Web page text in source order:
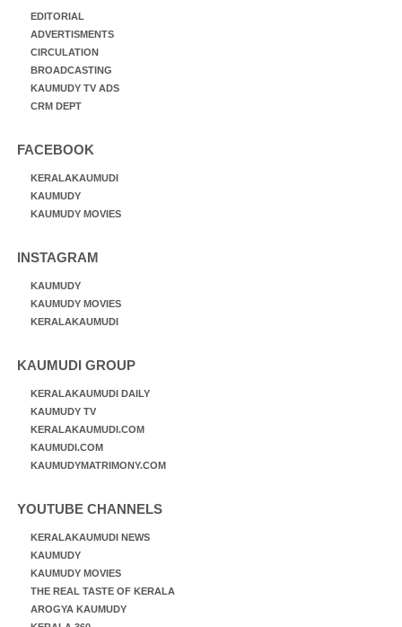
EDITORIAL
ADVERTISMENTS
CIRCULATION
BROADCASTING
KAUMUDY TV ADS
CRM DEPT
FACEBOOK
KERALAKAUMUDI
KAUMUDY
KAUMUDY MOVIES
INSTAGRAM
KAUMUDY
KAUMUDY MOVIES
KERALAKAUMUDI
KAUMUDI GROUP
KERALAKAUMUDI DAILY
KAUMUDY TV
KERALAKAUMUDI.COM
KAUMUDI.COM
KAUMUDYMATRIMONY.COM
YOUTUBE CHANNELS
KERALAKAUMUDI NEWS
KAUMUDY
KAUMUDY MOVIES
THE REAL TASTE OF KERALA
AROGYA KAUMUDY